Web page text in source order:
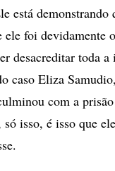
está demonstrando
ele foi devidamente
desacreditar toda a
caso Eliza
com a
isso, é isso que